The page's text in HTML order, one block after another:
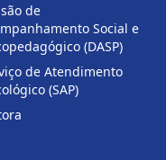
de
Social e
(DASP)
de Atendimento
(SAP)